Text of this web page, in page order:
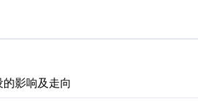
影响及走向